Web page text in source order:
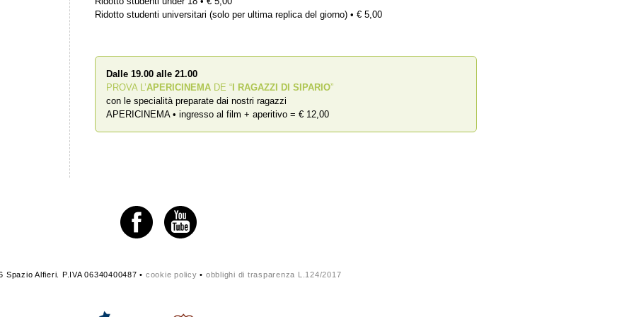
Ridotto studenti universitari (solo per ultima replica del giorno) • € 5,00
Dalle 19.00 alle 21.00
PROVA L’APERICINEMA DE “ I RAGAZZI DI SIPARIO”
con le specialità preparate dai nostri ragazzi
APERICINEMA • ingresso al film + aperitivo = € 12,00
Spazio Alfieri. P.IVA 06340400487 • cookie policy • obblighi di trasparenza L.124/2017